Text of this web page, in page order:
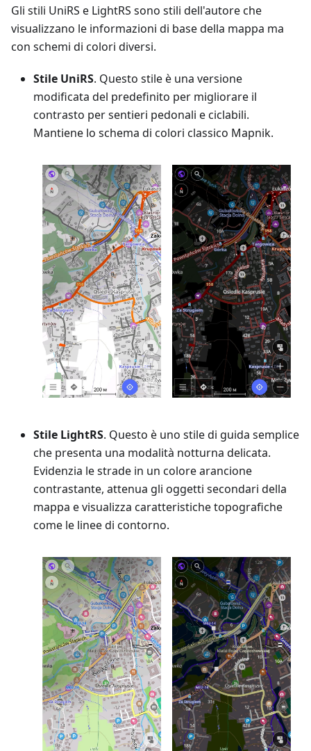
Gli stili UniRS e LightRS sono stili dell'autore che
visualizzano le informazioni di base della mappa ma
con schemi di colori diversi.
Stile UniRS. Questo stile è una versione
modificata del predefinito per migliorare il
contrasto per sentieri pedonali e ciclabili.
Mantiene lo schema di colori classico Mapnik.
Stile LightRS. Questo è uno stile di guida semplice
che presenta una modalità notturna delicata.
Evidenzia le strade in un colore arancione
contrastante, attenua gli oggetti secondari della
mappa e visualizza caratteristiche topografiche
come le linee di contorno.